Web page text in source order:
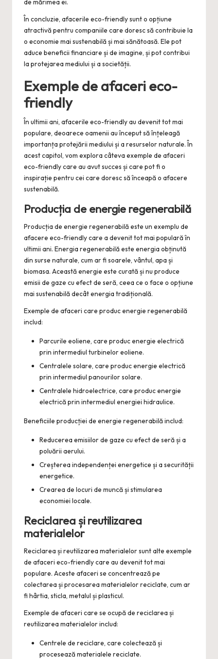
de mărimea ei.
În concluzie, afacerile eco-friendly sunt o opțiune
atractivă pentru companiile care doresc să contribuie la
o economie mai sustenabilă și mai sănătoasă. Ele pot
aduce beneficii financiare și de imagine, și pot contribui
la protejarea mediului și a societății.
Exemple de afaceri eco-
friendly
În ultimii ani, afacerile eco-friendly au devenit tot mai
populare, deoarece oamenii au început să înțeleagă
importanța protejării mediului și a resurselor naturale. În
acest capitol, vom explora câteva exemple de afaceri
eco-friendly care au avut succes și care pot fi o
inspirație pentru cei care doresc să înceapă o afacere
sustenabilă.
Producția de energie regenerabilă
Producția de energie regenerabilă este un exemplu de
afacere eco-friendly care a devenit tot mai populară în
ultimii ani. Energia regenerabilă este energia obținută
din surse naturale, cum ar fi soarele, vântul, apa și
biomasa. Această energie este curată și nu produce
emisii de gaze cu efect de seră, ceea ce o face o opțiune
mai sustenabilă decât energia tradițională.
Exemple de afaceri care produc energie regenerabilă
includ:
Parcurile eoliene, care produc energie electrică
prin intermediul turbinelor eoliene.
Centralele solare, care produc energie electrică
prin intermediul panourilor solare.
Centralele hidroelectrice, care produc energie
electrică prin intermediul energiei hidraulice.
Beneficiile producției de energie regenerabilă includ:
Reducerea emisiilor de gaze cu efect de seră și a
poluării aerului.
Creșterea independenței energetice și a securității
energetice.
Crearea de locuri de muncă și stimularea
economiei locale.
Reciclarea și reutilizarea
materialelor
Reciclarea și reutilizarea materialelor sunt alte exemple
de afaceri eco-friendly care au devenit tot mai
populare. Aceste afaceri se concentrează pe
colectarea și procesarea materialelor reciclate, cum ar
fi hârtia, sticla, metalul și plasticul.
Exemple de afaceri care se ocupă de reciclarea și
reutilizarea materialelor includ:
Centrele de reciclare, care colectează și
procesează materialele reciclate.